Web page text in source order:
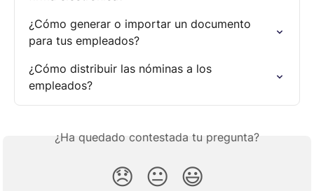
¿Cómo generar o importar un documento
para tus empleados?
¿Cómo distribuir las nóminas a los
empleados?
¿Ha quedado contestada tu pregunta?
😞 😐 😃